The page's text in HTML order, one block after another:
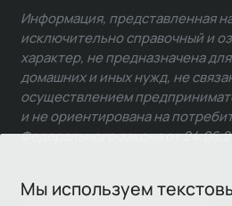
Мы используем
Информация, представленная
исключительно справочный и
характер, не предназначена
домашних и иных нужд, не
осуществлением
и не ориентирована на
Федерального закона от